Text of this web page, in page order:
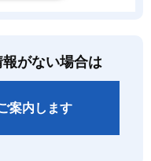
がない場合は
案内します